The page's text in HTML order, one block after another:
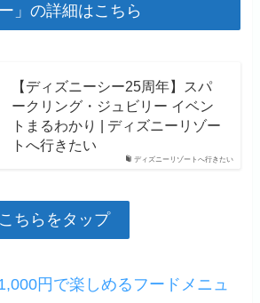
」の詳細はこちら
ディズニーリゾートへ行きたい
【ディズニーシー25周年】スパ
ークリング・ジュビリー イベン
トまるわかり | ディズニーリゾー
トへ行きたい
ちらをタップ
円で楽しめるフードメニュ